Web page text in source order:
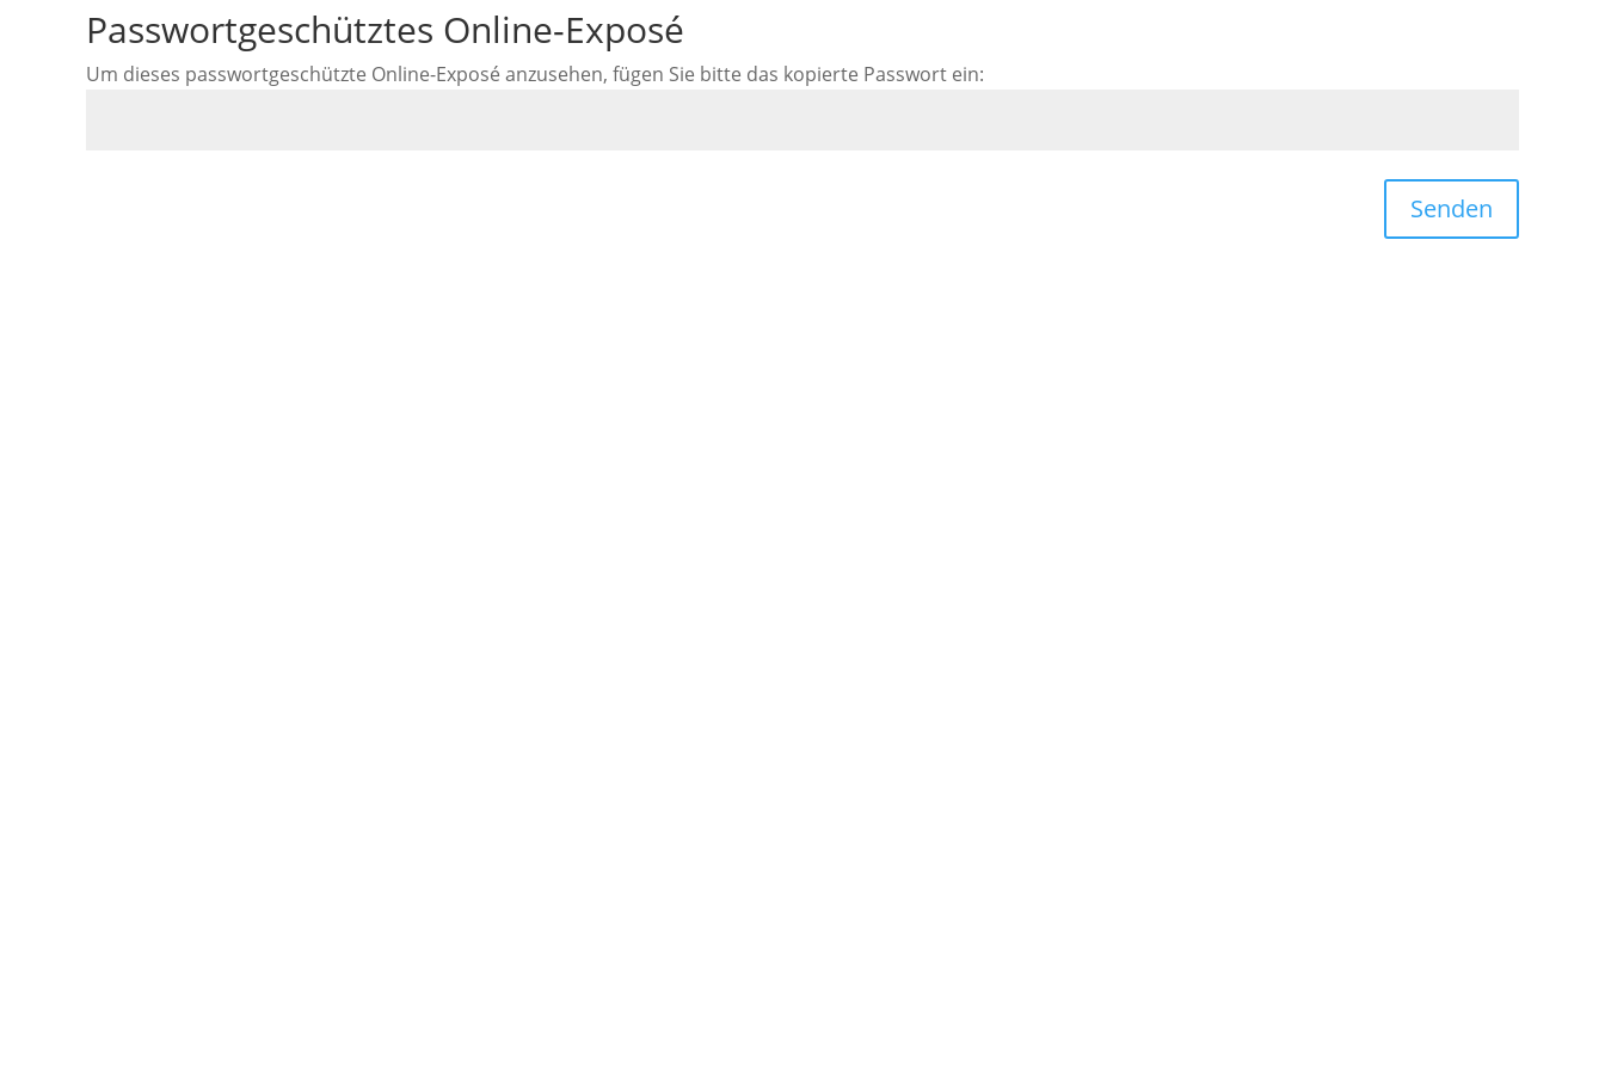
Passwortgeschütztes Online-Exposé
Um dieses passwortgeschützte Online-Exposé anzusehen, fügen Sie bitte das kopierte Passwort ein:
Senden